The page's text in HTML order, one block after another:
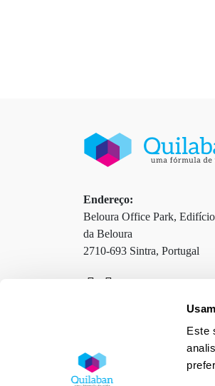
Este
Endereço:
Beloura Office Park,
da Beloura
2710-693 Sintra, Portugal
Termos e Condições